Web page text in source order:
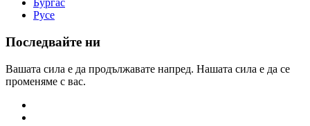
Бургас
Русе
Последвайте ни
Вашата сила е да продължавате напред. Нашата сила е да се
променяме с вас.